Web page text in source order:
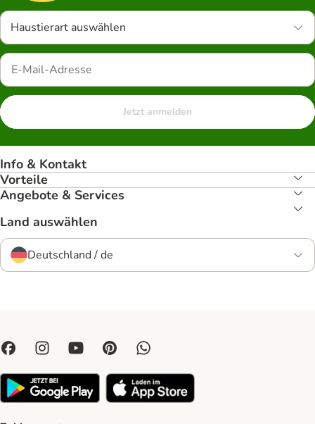
Haustierart auswählen
Jetzt anmelden
Info & Kontakt
Vorteile
Angebote & Services
Land auswählen
Deutschland / de